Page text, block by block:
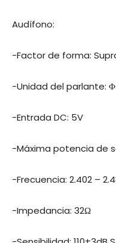
Audífono:
-Factor de forma:
-Unidad del parlante:
-Entrada DC: 5V
-Máxima potencia de
-Frecuencia: 2.402 –
-Impedancia: 32Ω